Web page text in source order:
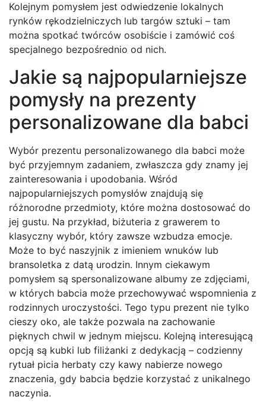
Kolejnym pomysłem jest odwiedzenie lokalnych
rynków rękodzielniczych lub targów sztuki – tam
można spotkać twórców osobiście i zamówić coś
specjalnego bezpośrednio od nich.
Jakie są najpopularniejsze
pomysły na prezenty
personalizowane dla babci
Wybór prezentu personalizowanego dla babci może
być przyjemnym zadaniem, zwłaszcza gdy znamy jej
zainteresowania i upodobania. Wśród
najpopularniejszych pomysłów znajdują się
różnorodne przedmioty, które można dostosować do
jej gustu. Na przykład, biżuteria z grawerem to
klasyczny wybór, który zawsze wzbudza emocje.
Może to być naszyjnik z imieniem wnuków lub
bransoletka z datą urodzin. Innym ciekawym
pomysłem są spersonalizowane albumy ze zdjęciami,
w których babcia może przechowywać wspomnienia z
rodzinnych uroczystości. Tego typu prezent nie tylko
cieszy oko, ale także pozwala na zachowanie
pięknych chwil w jednym miejscu. Kolejną interesującą
opcją są kubki lub filiżanki z dedykacją – codzienny
rytuał picia herbaty czy kawy nabierze nowego
znaczenia, gdy babcia będzie korzystać z unikalnego
naczynia.